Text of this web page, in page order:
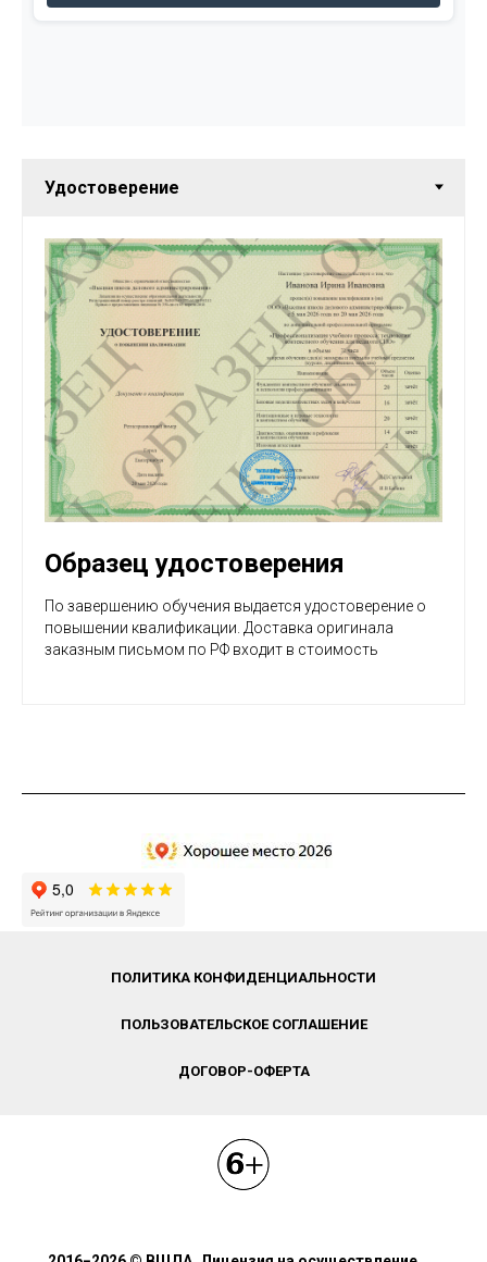
Образец удостоверения
По завершению обучения выдается удостоверение о
повышении квалификации. Доставка оригинала
заказным письмом по РФ входит в стоимость
ПОЛИТИКА КОНФИДЕНЦИАЛЬНОСТИ
ПОЛЬЗОВАТЕЛЬСКОЕ СОГЛАШЕНИЕ
ДОГОВОР-ОФЕРТА